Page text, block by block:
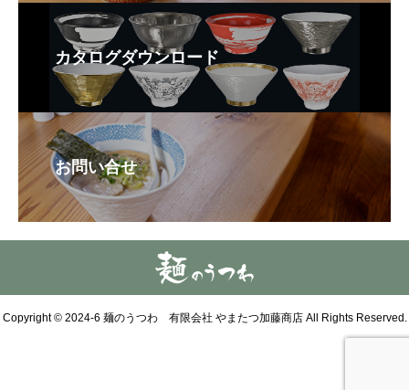
カタログダウンロード
お問い合せ
Copyright © 2024-6 麺のうつわ 有限会社 やまたつ加藤商店 All Rights Reserved.